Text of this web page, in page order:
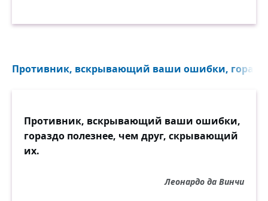
Противник, вскрывающий ваши ошибки,
Противник, вскрывающий ваши ошибки,
гораздо полезнее, чем друг, скрывающий
их.
Леонардо да Винчи